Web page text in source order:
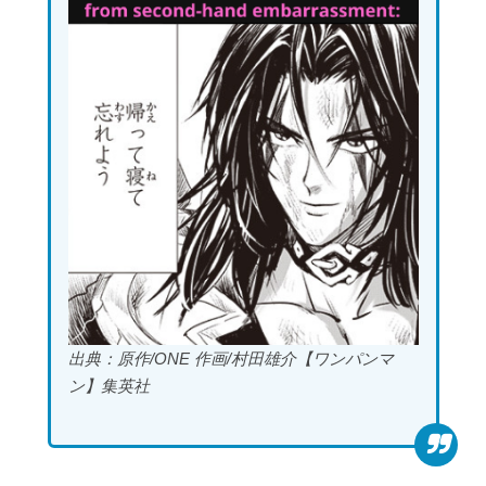
出典：原作/ONE 作画/村田雄介【ワンパンマ
ン】集英社